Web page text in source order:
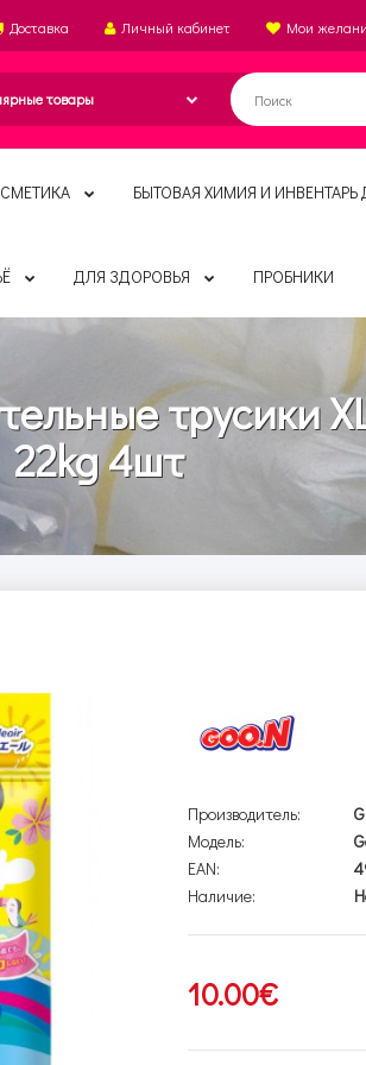
Доставка Личный кабинет Мои
БЫТОВАЯ ХИМИЯ И ИНВЕНТАРЬ
ДЛЯ ЗДОРОВЬЯ ПРОБНИКИ
трусики
22kg 4шт
Производитель:
Модель:
EAN:
Наличие:
10.00€